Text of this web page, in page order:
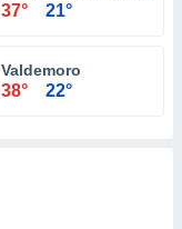
37° 21°
Valdemoro
38° 22°